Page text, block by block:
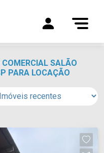
COMERCIAL SALÃO
PARA LOCAÇÃO